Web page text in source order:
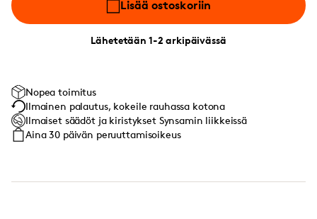
Lisää ostoskoriin
Lähetetään 1-2 arkipäivässä
Nopea toimitus
Ilmainen palautus, kokeile rauhassa kotona
Ilmaiset säädöt ja kiristykset Synsamin liikkeissä
Aina 30 päivän peruuttamisoikeus